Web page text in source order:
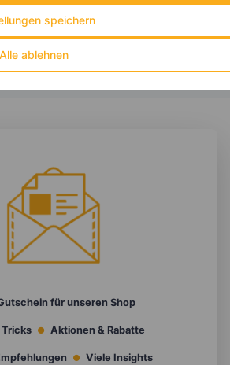
Alle ablehnen
speichern
für unseren Shop
Tricks Aktionen & Rabatte
Viele Insights